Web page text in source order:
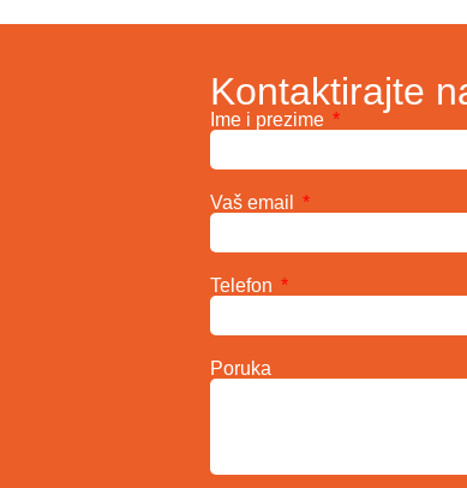
Kontaktirajte
Ime i prezime
Vaš email
Telefon
Poruka